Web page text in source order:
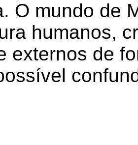
O mundo de
humanos,
externos de